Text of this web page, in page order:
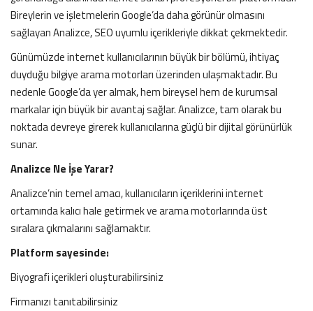
Bireylerin ve işletmelerin Google’da daha görünür olmasını
sağlayan Analizce, SEO uyumlu içerikleriyle dikkat çekmektedir.
Günümüzde internet kullanıcılarının büyük bir bölümü, ihtiyaç
duyduğu bilgiye arama motorları üzerinden ulaşmaktadır. Bu
nedenle Google’da yer almak, hem bireysel hem de kurumsal
markalar için büyük bir avantaj sağlar. Analizce, tam olarak bu
noktada devreye girerek kullanıcılarına güçlü bir dijital görünürlük
sunar.
Analizce Ne İşe Yarar?
Analizce’nin temel amacı, kullanıcıların içeriklerini internet
ortamında kalıcı hale getirmek ve arama motorlarında üst
sıralara çıkmalarını sağlamaktır.
Platform sayesinde:
Biyografi içerikleri oluşturabilirsiniz
Firmanızı tanıtabilirsiniz